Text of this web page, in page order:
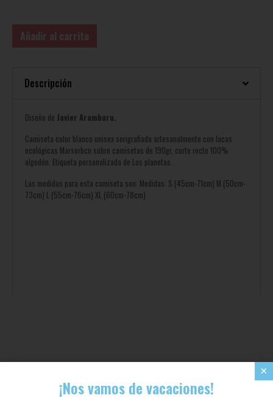
Añadir al carrito
Descripción
Diseño de Javier Aramburu.
Camiseta color blanco unisex serigrafiada artesanalmente con lacas
ecológicas Marserbcn sobre camisetas de 190gr, corte recto 100%
algodón. Etiqueta personalizada de Los planetas.
Las medidas para esta camiseta son: Medidas: S (45cm-71cm) M (50cm-
73cm) L (55cm-76cm) XL (60cm-78cm)
×
¡Nos vamos de vacaciones!